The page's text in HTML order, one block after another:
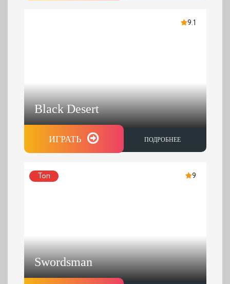
9.1
Black Desert
ИГРАТЬ ПОДРОБНЕЕ
Топ 9
Swordsman